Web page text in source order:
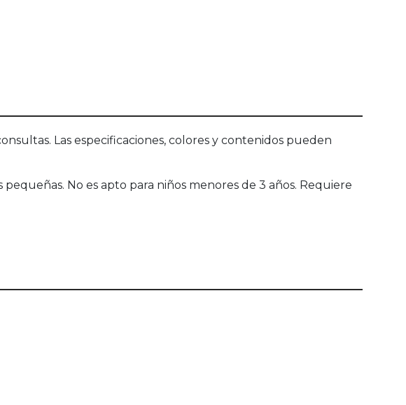
Las especificaciones, colores y contenidos pueden
pequeñas. No es apto para niños menores de 3 años. Requiere